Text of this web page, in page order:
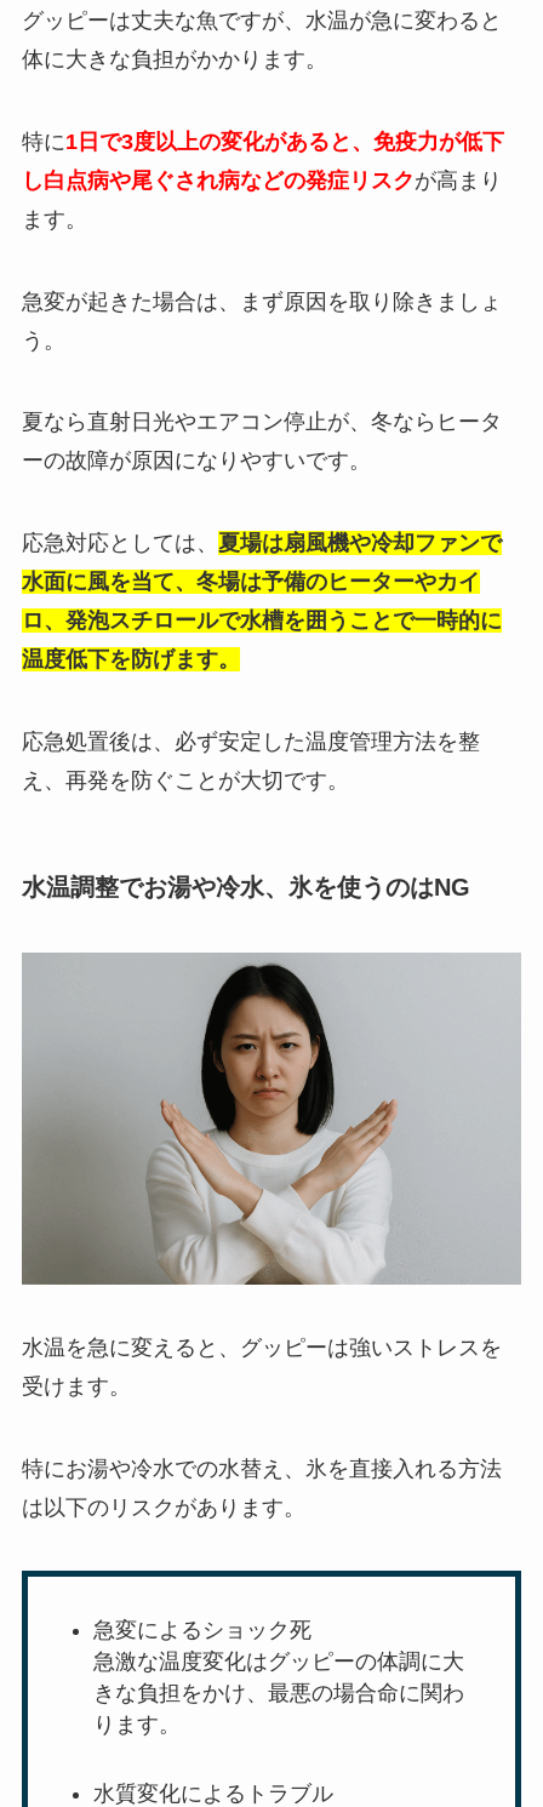
グッピーは丈夫な魚ですが、水温が急に変わると
体に大きな負担がかかります。
特に1日で3度以上の変化があると、免疫力が低下
し白点病や尾ぐされ病などの発症リスクが高まり
ます。
急変が起きた場合は、まず原因を取り除きましょ
う。
夏なら直射日光やエアコン停止が、冬ならヒータ
ーの故障が原因になりやすいです。
応急対応としては、 夏場は扇風機や冷却ファンで
水面に風を当て、冬場は予備のヒーターやカイ
ロ、発泡スチロールで水槽を囲うことで一時的に
温度低下を防げます。
応急処置後は、必ず安定した温度管理方法を整
え、再発を防ぐことが大切です。
水温調整でお湯や冷水、氷を使うのはNG
水温を急に変えると、グッピーは強いストレスを
受けます。
特にお湯や冷水での水替え、氷を直接入れる方法
は以下のリスクがあります。
急変によるショック死
急激な温度変化はグッピーの体調に大
きな負担をかけ、最悪の場合命に関わ
ります。
水質変化によるトラブル